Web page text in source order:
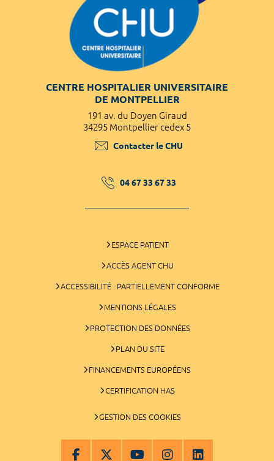
CENTRE HOSPITALIER UNIVERSITAIRE
DE MONTPELLIER
191 av. du Doyen Giraud
34295 Montpellier cedex 5
Contacter le CHU
04 67 33 67 33
ESPACE PATIENT
ACCÈS AGENT CHU
ACCESSIBILITÉ : PARTIELLEMENT CONFORME
MENTIONS LÉGALES
PROTECTION DES DONNÉES
PLAN DU SITE
FINANCEMENTS EUROPÉENS
CERTIFICATION HAS
GESTION DES COOKIES